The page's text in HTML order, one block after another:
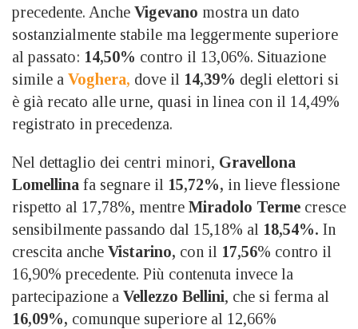
precedente. Anche Vigevano mostra un dato
sostanzialmente stabile ma leggermente superiore
al passato: 14,50% contro il 13,06%. Situazione
simile a Voghera, dove il 14,39% degli elettori si
è già recato alle urne, quasi in linea con il 14,49%
registrato in precedenza.
Nel dettaglio dei centri minori, Gravellona
Lomellina fa segnare il 15,72%, in lieve flessione
rispetto al 17,78%, mentre Miradolo Terme cresce
sensibilmente passando dal 15,18% al 18,54%. In
crescita anche Vistarino, con il 17,56% contro il
16,90% precedente. Più contenuta invece la
partecipazione a Vellezzo Bellini, che si ferma al
16,09%, comunque superiore al 12,66%